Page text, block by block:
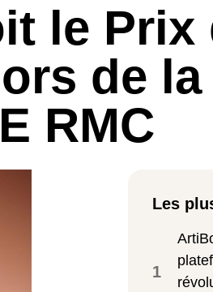
le Prix
de la
RMC
Les
1